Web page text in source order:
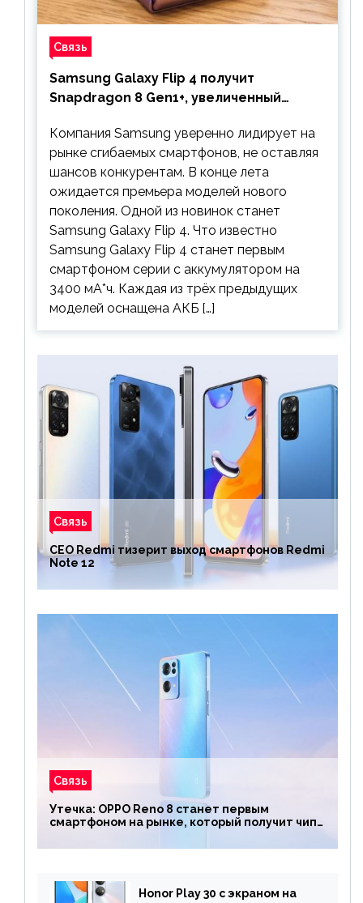
Связь
Samsung Galaxy Flip 4 получит
Snapdragon 8 Gen1+, увеличенный
предшественника
Компания Samsung уверенно лидирует на
рынке сгибаемых смартфонов, не оставляя
шансов конкурентам. В конце лета
ожидается премьера моделей нового
поколения. Одной из новинок станет
Samsung Galaxy Flip 4. Что известно
Samsung Galaxy Flip 4 станет первым
смартфоном серии с аккумулятором на
3400 мА*ч. Каждая из трёх предыдущих
моделей оснащена АКБ […]
Связь
CEO Redmi тизерит выход смартфонов Redmi
Note 12
Связь
Утечка: OPPO Reno 8 станет первым
смартфоном на рынке, который получит чип
Honor Play 30 с экраном на